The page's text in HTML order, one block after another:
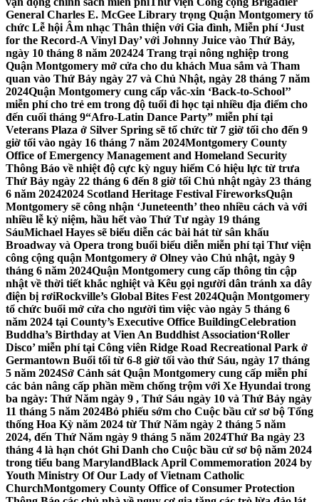
General Charles E. McGee Library trọng Quận Montgomery tổ
chức Lễ hội Âm nhạc Thân thiện với Gia đình, Miễn phí ‘Just
for the Record-A Vinyl Day’ với Johnny Juice vào Thứ Bảy,
ngày 10 tháng 8 năm 202424 Trang trại nông nghiệp trong
Quận Montgomery mở cửa cho du khách Mua sắm và Tham
quan vào Thứ Bảy ngày 27 và Chủ Nhật, ngày 28 tháng 7 năm
2024Quận Montgomery cung cấp vắc-xin ‘Back-to-School’’
miễn phí cho trẻ em trong độ tuổi đi học tại nhiều địa điểm cho
đến cuối tháng 9“Afro-Latin Dance Party” miễn phí tại
Veterans Plaza ở Silver Spring sẽ tổ chức từ 7 giờ tối cho đến 9
giờ tối vào ngày 16 tháng 7 năm 2024Montgomery County
Office of Emergency Management and Homeland Security
Thông Báo về nhiệt độ cực kỳ nguy hiểm Có hiệu lực từ trưa
Thứ Bảy ngày 22 tháng 6 đến 8 giờ tối Chủ nhật ngày 23 tháng
6 năm 20242024 Scotland Heritage Festival FireworksQuận
Montgomery sẽ công nhận ‘Juneteenth’ theo nhiều cách và với
nhiều lễ kỷ niệm, hầu hết vào Thứ Tư ngày 19 tháng
SáuMichael Hayes sẽ biểu diễn các bài hát từ sân khấu
Broadway và Opera trong buổi biểu diễn miễn phí tại Thư viện
công cộng quận Montgomery ở Olney vào Chủ nhật, ngày 9
tháng 6 năm 2024Quận Montgomery cung cấp thông tin cập
nhật về thời tiết khắc nghiệt và Kêu gọi người dân tránh xa dây
điện bị rơiRockville’s Global Bites Fest 2024Quận Montgomery
tổ chức buổi mở cửa cho người tìm việc vào ngày 5 tháng 6
năm 2024 tại County’s Executive Office BuildingCelebration
Buddha’s Birthday at Vien An Buddhist Association‘Roller
Disco’ miễn phí tại Công viên Ridge Road Recreational Park ở
Germantown Buổi tối từ 6-8 giờ tối vào thứ Sáu, ngày 17 tháng
5 năm 2024Sở Cảnh sát Quận Montgomery cung cấp miễn phí
các bản nâng cấp phần mềm chống trộm với Xe Hyundai trong
ba ngày: Thứ Năm ngày 9 , Thứ Sáu ngày 10 và Thứ Bảy ngày
11 tháng 5 năm 2024Bỏ phiếu sớm cho Cuộc bầu cử sơ bộ Tổng
thống Hoa Kỳ năm 2024 từ Thứ Năm ngày 2 tháng 5 năm
2024, đến Thứ Năm ngày 9 tháng 5 năm 2024Thứ Ba ngày 23
tháng 4 là hạn chót Ghi Danh cho Cuộc bầu cử sơ bộ năm 2024
trong tiểu bang MarylandBlack April Commemoration 2024 by
Youth Ministry Of Our Lady of Vietnam Catholic
ChurchMontgomery County Office of Consumer Protection